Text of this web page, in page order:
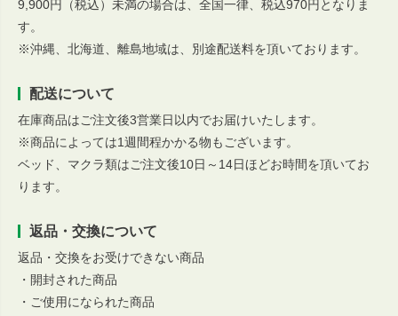
9,900円（税込）未満の場合は、全国一律、税込970円となりま
す。
※沖縄、北海道、離島地域は、別途配送料を頂いております。
配送について
在庫商品はご注文後3営業日以内でお届けいたします。
※商品によっては1週間程かかる物もございます。
ベッド、マクラ類はご注文後10日～14日ほどお時間を頂いてお
ります。
返品・交換について
返品・交換をお受けできない商品
・開封された商品
・ご使用になられた商品